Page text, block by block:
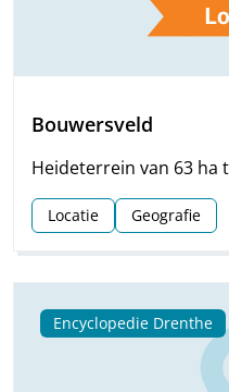
Bouwersveld
Heideterrein van 63 ha
Locatie Geografie
Encyclopedie Drenthe